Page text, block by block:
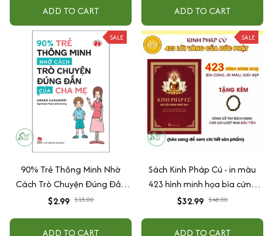
ADD TO CART ADD TO CART
SALE
90% Trẻ Thông Minh Nhờ
Cách Trò Chuyện Đúng Đắn
Của Cha Mẹ
$2.99 $15.00
ADD TO CART
SALE
Sách Kinh Pháp Cú - in màu
423 hình minh họa bìa cứng
cao cấp + tặng kèm vòng tay
$32.99 $48.00
ADD TO CART